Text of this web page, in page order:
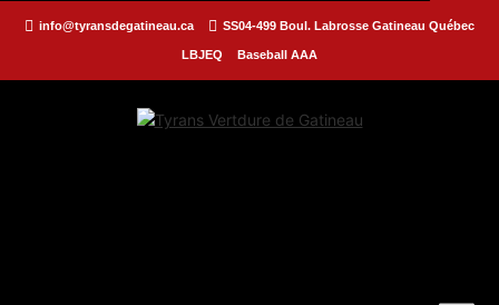
info@tyransdegatineau.ca SS04-499 Boul. Labrosse Gatineau Québec
LBJEQ Baseball AAA